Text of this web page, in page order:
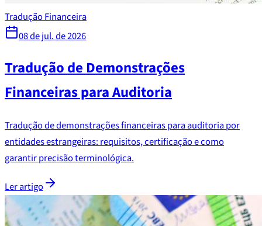
Tradução Financeira
08 de jul. de 2026
Tradução de Demonstrações
Financeiras para Auditoria
Tradução de demonstrações financeiras para auditoria por
entidades estrangeiras: requisitos, certificação e como
garantir precisão terminológica.
Ler artigo